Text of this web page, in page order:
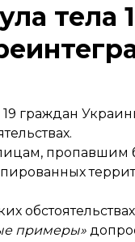
тела
граждан
пропавшим
примеры»